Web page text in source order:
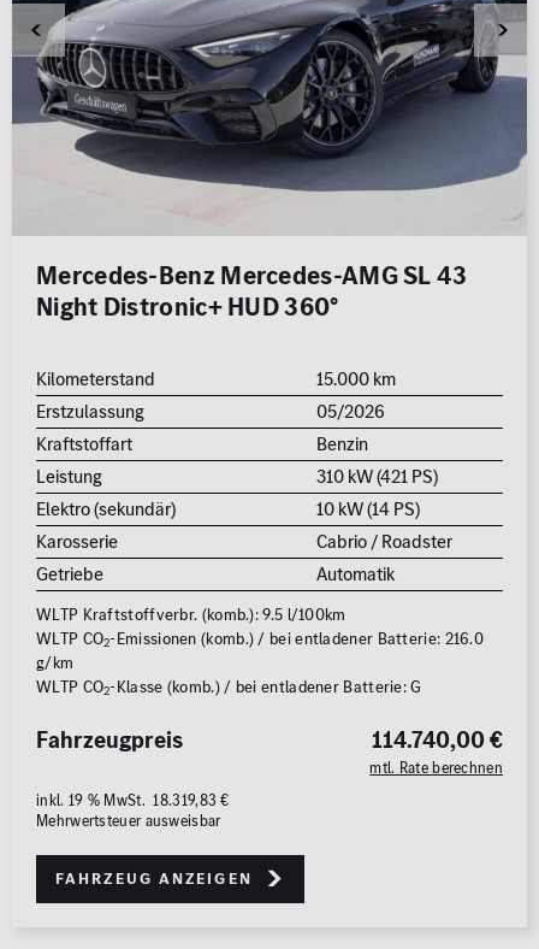
Preis
0 € 500.000 €
MwSt. ausweisbar
Mercedes-Benz Mercedes-AMG SL 43
Night Distronic+ HUD 360°
Kilometerstand
15.000 km
Erstzulassung
05/2026
Kraftstoffart
Benzin
Leistung
310 kW (421 PS)
Elektro (sekundär)
10 kW (14 PS)
Karosserie
Cabrio / Roadster
Getriebe
Automatik
WLTP Kraftstoffverbr. (komb.): 9.5 l/100km
WLTP CO2-Emissionen (komb.) / bei entladener Batterie: 216.0
g/km
WLTP CO2-Klasse (komb.) / bei entladener Batterie: G
114.740,00 €
mtl. Rate berechnen
Fahrzeugpreis
inkl. 19 % MwSt. 18.319,83 €
Mehrwertsteuer ausweisbar
Fahrzeug anzeigen